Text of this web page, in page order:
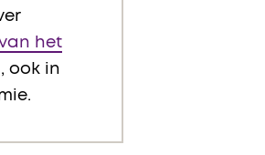
van het
ook in